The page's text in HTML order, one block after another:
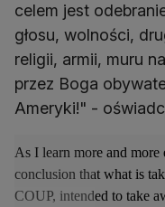
celem jest
głosu, wolności,
religii, armii, muru
przez Boga
Ameryki!" -
As I learn more and more
conclusion that what is
COUP, intended to take